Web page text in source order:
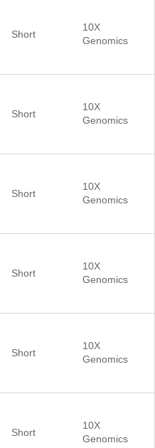
Short
10X
Genomics
Short
10X
Genomics
Short
10X
Genomics
Short
10X
Genomics
Short
10X
Genomics
Short
10X
Genomics